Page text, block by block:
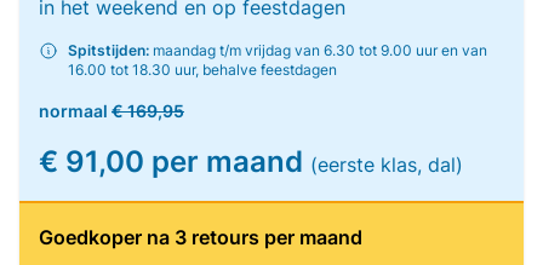
in het weekend en op feestdagen
Spitstijden: maandag t/m vrijdag van 6.30 tot 9.00 uur en van
16.00 tot 18.30 uur, behalve feestdagen
normaal € 169,95
€ 91,00 per maand (eerste klas, dal)
Goedkoper na 3 retours per maand